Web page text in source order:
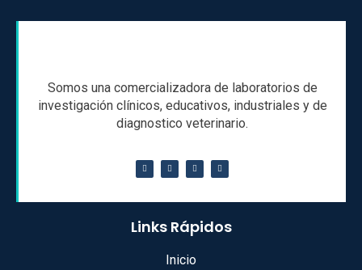
Somos una comercializadora de laboratorios de
investigación clínicos, educativos, industriales y de
diagnostico veterinario.
Links Rápidos
Inicio